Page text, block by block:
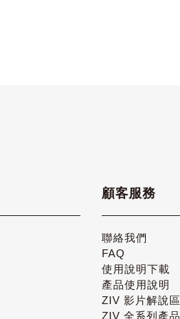
顧客服務
聯絡我們
FAQ
使用說明下載
產品使用說明
ZIV 影片解說區
ZIV 全系列產品